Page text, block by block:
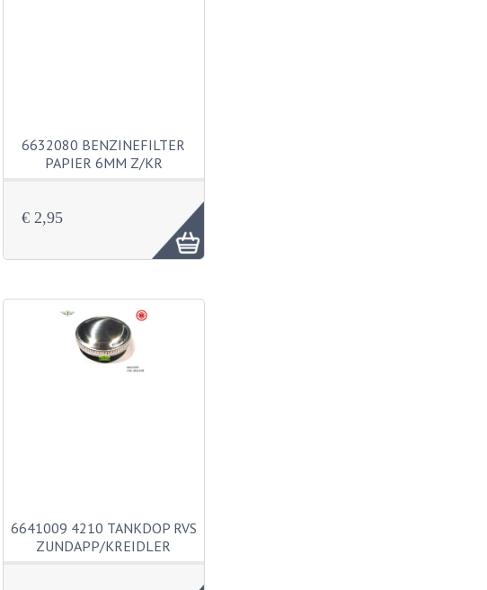
6632080 BENZINEFILTER
PAPIER 6MM Z/KR
€ 2,95
6641009 4210 TANKDOP RVS
ZUNDAPP/KREIDLER